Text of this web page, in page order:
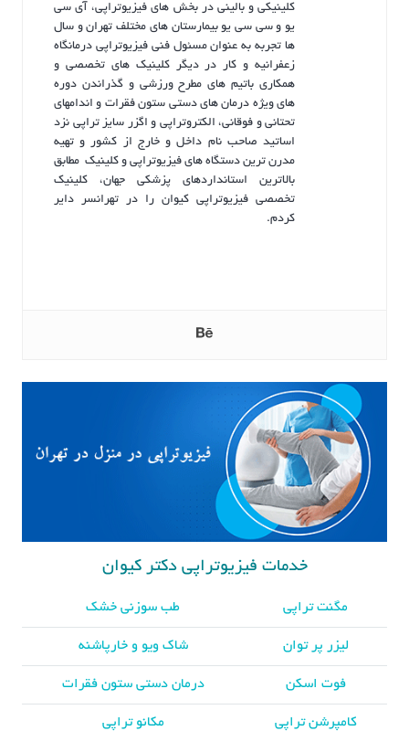
کلینیکی و بالینی در بخش های فیزیوتراپی، آی سی
یو و سی سی یو بیمارستان های مختلف تهران و سال
ها تجربه به عنوان مسئول فنی فیزیوتراپی درمانگاه
زعفرانیه و کار در دیگر کلینیک های تخصصی و
همکاری باتیم های مطرح ورزشی و گذراندن دوره
های ویژه درمان های دستی ستون فقرات و اندامهای
تحتانی و فوقانی، الکتروتراپی و اگزر سایز تراپی نزد
اساتید صاحب نام داخل و خارج از کشور و تهیه
مدرن ترین دستگاه های فیزیوتراپی و کلینیک مطابق
بالاترین استانداردهای پزشکی جهان، کلینیک
تخصصی فیزیوتراپی کیوان را در تهرانسر دایر
کردم.
خدمات فیزیوتراپی دکتر کیوان
مگنت تراپی طب سوزنی خشک
لیزر پر توان شاک ویو و خارپاشنه
فوت اسکن درمان دستی ستون فقرات
کامپرشن تراپی مکانو تراپی